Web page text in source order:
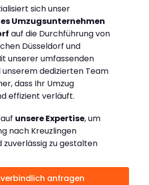
sich unser
Umzugsunternehmen
auf die Durchführung von
Düsseldorf und
unserer umfassenden
unserem dedizierten Team
dass Ihr Umzug
effizient verläuft.
unsere Expertise, um
nach Kreuzlingen
zuverlässig zu gestalten
anfragen